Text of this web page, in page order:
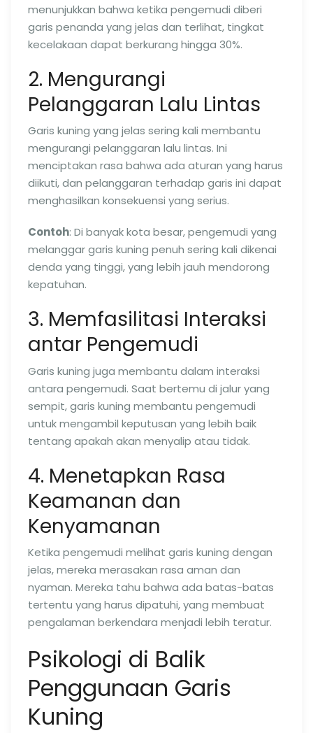
menunjukkan bahwa ketika pengemudi diberi
garis penanda yang jelas dan terlihat, tingkat
kecelakaan dapat berkurang hingga 30%.
2. Mengurangi
Pelanggaran Lalu Lintas
Garis kuning yang jelas sering kali membantu
mengurangi pelanggaran lalu lintas. Ini
menciptakan rasa bahwa ada aturan yang harus
diikuti, dan pelanggaran terhadap garis ini dapat
menghasilkan konsekuensi yang serius.
Contoh: Di banyak kota besar, pengemudi yang
melanggar garis kuning penuh sering kali dikenai
denda yang tinggi, yang lebih jauh mendorong
kepatuhan.
3. Memfasilitasi Interaksi
antar Pengemudi
Garis kuning juga membantu dalam interaksi
antara pengemudi. Saat bertemu di jalur yang
sempit, garis kuning membantu pengemudi
untuk mengambil keputusan yang lebih baik
tentang apakah akan menyalip atau tidak.
4. Menetapkan Rasa
Keamanan dan
Kenyamanan
Ketika pengemudi melihat garis kuning dengan
jelas, mereka merasakan rasa aman dan
nyaman. Mereka tahu bahwa ada batas-batas
tertentu yang harus dipatuhi, yang membuat
pengalaman berkendara menjadi lebih teratur.
Psikologi di Balik
Penggunaan Garis
Kuning